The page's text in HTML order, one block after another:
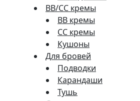
BB/CC кремы
BB кремы
СС кремы
Кушоны
Для бровей
Подводки
Карандаши
Тушь